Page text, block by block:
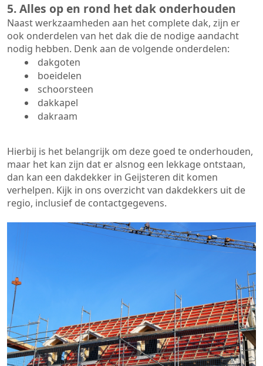
5. Alles op en rond het dak onderhouden
Naast werkzaamheden aan het complete dak, zijn er
ook onderdelen van het dak die de nodige aandacht
nodig hebben. Denk aan de volgende onderdelen:
dakgoten
boeidelen
schoorsteen
dakkapel
dakraam
Hierbij is het belangrijk om deze goed te onderhouden,
maar het kan zijn dat er alsnog een lekkage ontstaan,
dan kan een dakdekker in Geijsteren dit komen
verhelpen. Kijk in ons overzicht van dakdekkers uit de
regio, inclusief de contactgegevens.